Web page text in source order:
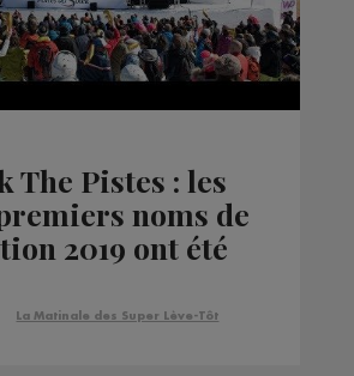
The Pistes : les
noms de
2019 ont été
La Matinale des Super Lève-Tôt